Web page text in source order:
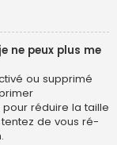
ne peux plus me
ou supprimé
réduire la taille
de vous ré-